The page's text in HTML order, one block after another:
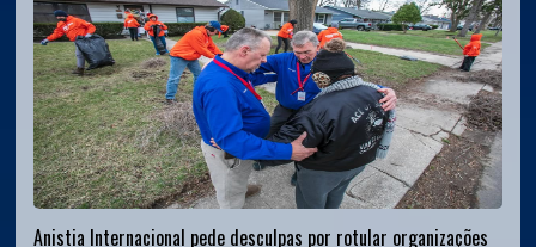
Anistia Internacional pede desculpas por rotular organizações